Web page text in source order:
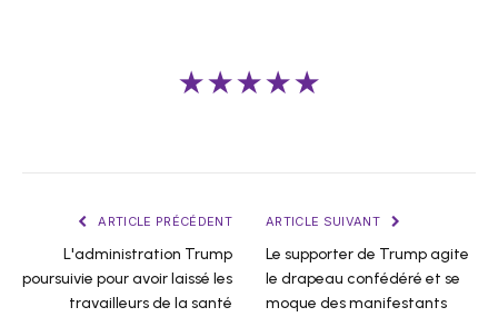
★★★★★
ARTICLE PRÉCÉDENT
L'administration Trump
poursuivie pour avoir laissé les
travailleurs de la santé
ARTICLE SUIVANT
Le supporter de Trump agite
le drapeau confédéré et se
moque des manifestants